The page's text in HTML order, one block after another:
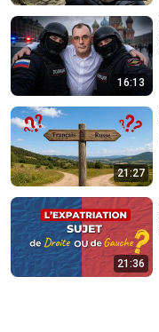
16:13
21:27
21:36